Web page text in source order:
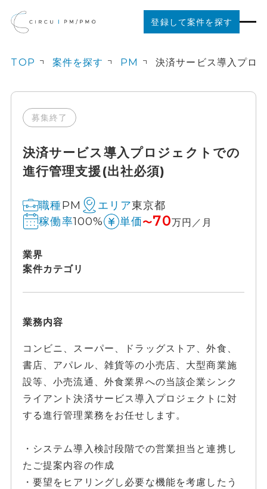
登録して案件を探す
ご利用の流れ
お役立ちコンテンツ
TOP 案件を探す PM
募集終了
決済サービス導入プロジェクトでの
進行管理支援(出社必須)
職種PM エリア東京都
稼働率100% 単価〜70万円／月
業界
案件カテゴリ
業務内容
コンビニ、スーパー、ドラッグストア、外食、
書店、アパレル、雑貨等の小売店、大型商業施
設等、小売流通、外食業界への当該企業シンク
ライアント決済サービス導入プロジェクトに対
する進行管理業務をお任せします。
・システム導入検討段階での営業担当と連携し
たご提案内容の作成
・要望をヒアリングし必要な機能を考慮したう